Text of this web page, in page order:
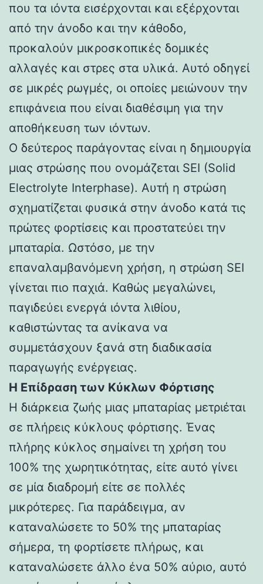
που τα ιόντα εισέρχονται και εξέρχονται
από την άνοδο και την κάθοδο,
προκαλούν μικροσκοπικές δομικές
αλλαγές και στρες στα υλικά. Αυτό οδηγεί
σε μικρές ρωγμές, οι οποίες μειώνουν την
επιφάνεια που είναι διαθέσιμη για την
αποθήκευση των ιόντων.
Ο δεύτερος παράγοντας είναι η δημιουργία
μιας στρώσης που ονομάζεται SEI (Solid
Electrolyte Interphase). Αυτή η στρώση
σχηματίζεται φυσικά στην άνοδο κατά τις
πρώτες φορτίσεις και προστατεύει την
μπαταρία. Ωστόσο, με την
επαναλαμβανόμενη χρήση, η στρώση SEI
γίνεται πιο παχιά. Καθώς μεγαλώνει,
παγιδεύει ενεργά ιόντα λιθίου,
καθιστώντας τα ανίκανα να
συμμετάσχουν ξανά στη διαδικασία
παραγωγής ενέργειας.
Η Επίδραση των Κύκλων Φόρτισης
Η διάρκεια ζωής μιας μπαταρίας μετριέται
σε πλήρεις κύκλους φόρτισης. Ένας
πλήρης κύκλος σημαίνει τη χρήση του
100% της χωρητικότητας, είτε αυτό γίνει
σε μία διαδρομή είτε σε πολλές
μικρότερες. Για παράδειγμα, αν
καταναλώσετε το 50% της μπαταρίας
σήμερα, τη φορτίσετε πλήρως, και
καταναλώσετε άλλο ένα 50% αύριο, αυτό